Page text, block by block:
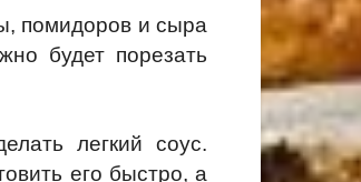
помидоров и сыра
будет порезать
легкий соус.
его быстро, а